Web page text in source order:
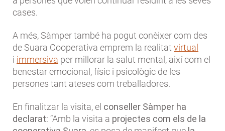
cases.
A més, Sàmper també ha pogut conèixer com des
de Suara Cooperativa emprem la realitat virtual
i immersiva per millorar la salut mental, així com el
benestar emocional, físic i psicològic de les
persones tant ateses com treballadores.
En finalitzar la visita, el conseller Sàmper ha
declarat: “Amb la visita a projectes com els de la